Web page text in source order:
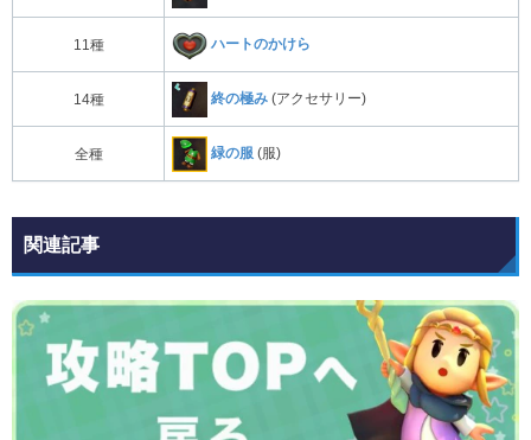
11種 ハートのかけら
14種 終の極み (アクセサリー)
全種 緑の服 (服)
関連記事